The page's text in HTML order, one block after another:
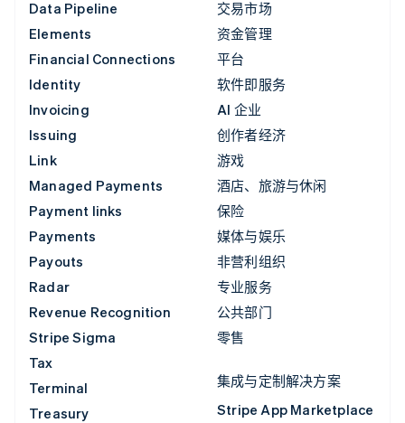
Data Pipeline
Elements
Financial Connections
Identity
Invoicing
Issuing
Link
Managed Payments
Payment links
Payments
Payouts
Radar
Revenue Recognition
Stripe Sigma
Tax
Terminal
Treasury
交易市场
资金管理
平台
软件即服务
AI 企业
创作者经济
游戏
酒店、旅游与休闲
保险
媒体与娱乐
非营利组织
专业服务
公共部门
零售
集成与定制解决方案
Stripe App Marketplace